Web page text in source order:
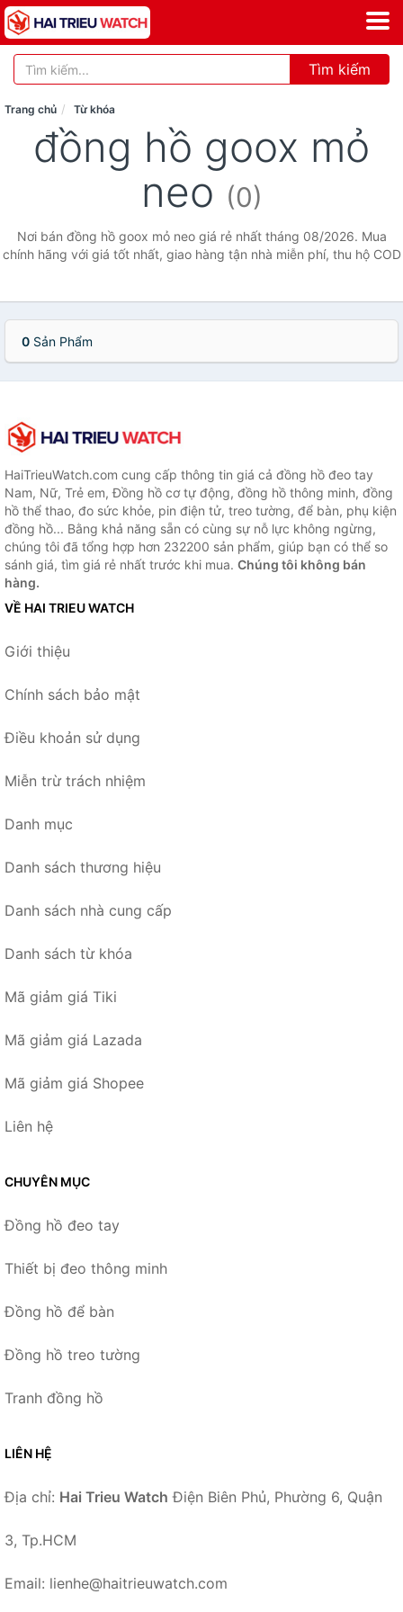
Tìm kiếm
Trang chủ Từ khóa
đồng hồ goox mỏ
neo (0)
Nơi bán đồng hồ goox mỏ neo giá rẻ nhất tháng 08/2026. Mua
chính hãng với giá tốt nhất, giao hàng tận nhà miễn phí, thu hộ COD
0 Sản Phẩm
HaiTrieuWatch.com cung cấp thông tin giá cả đồng hồ đeo tay
Nam, Nữ, Trẻ em, Đồng hồ cơ tự động, đồng hồ thông minh, đồng
hồ thể thao, đo sức khỏe, pin điện tử, treo tường, để bàn, phụ kiện
đồng hồ... Bằng khả năng sẵn có cùng sự nỗ lực không ngừng,
chúng tôi đã tổng hợp hơn 232200 sản phẩm, giúp bạn có thể so
sánh giá, tìm giá rẻ nhất trước khi mua. Chúng tôi không bán
hàng.
VỀ HAI TRIEU WATCH
Giới thiệu
Chính sách bảo mật
Điều khoản sử dụng
Miễn trừ trách nhiệm
Danh mục
Danh sách thương hiệu
Danh sách nhà cung cấp
Danh sách từ khóa
Mã giảm giá Tiki
Mã giảm giá Lazada
Mã giảm giá Shopee
Liên hệ
CHUYÊN MỤC
Đồng hồ đeo tay
Thiết bị đeo thông minh
Đồng hồ để bàn
Đồng hồ treo tường
Tranh đồng hồ
LIÊN HỆ
Địa chỉ: Hai Trieu Watch Điện Biên Phủ, Phường 6, Quận
3, Tp.HCM
Email: lienhe@haitrieuwatch.com